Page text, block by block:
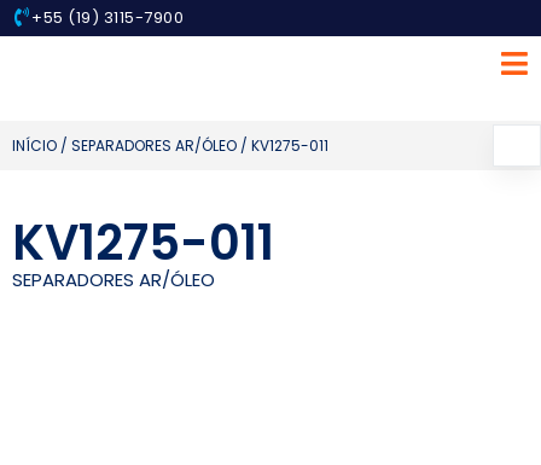
+55 (19) 3115-7900
INÍCIO / SEPARADORES AR/ÓLEO / KV1275-011
KV1275-011
SEPARADORES AR/ÓLEO